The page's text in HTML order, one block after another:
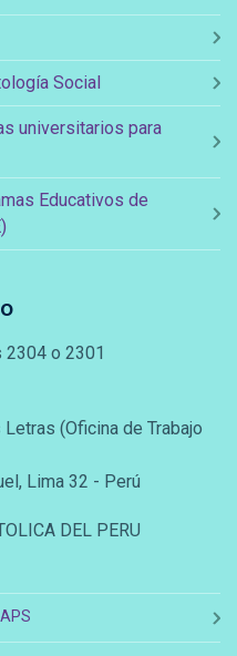
Social
universitarios para
Educativos de
o 2301
(Oficina de Trabajo
Lima 32 - Perú
DEL PERU